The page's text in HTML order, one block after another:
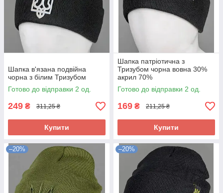
Шапка в'язана подвійна
чорна з білим Тризубом
Готово до відправки 2 од.
249 ₴ 311,25 ₴
Купити
Шапка патріотична з
Тризубом чорна вовна 30%
акрил 70%
Готово до відправки 2 од.
169 ₴ 211,25 ₴
Купити
–20% –20%